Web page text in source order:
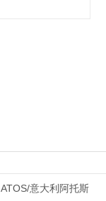
ATOS/意大利阿托斯